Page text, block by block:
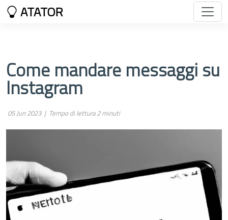
ATATOR
Come mandare messaggi su
Instagram
05 Jun 2023 | Tempo di lettura 2 minuti